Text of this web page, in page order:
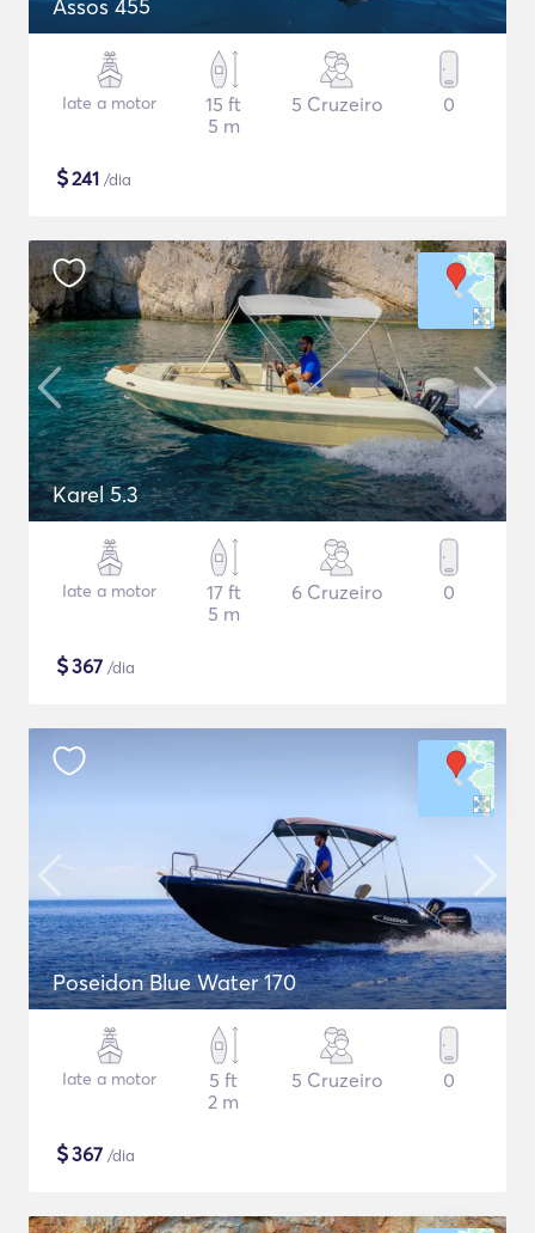
Assos 455
Iate a motor
15 ft
5 m
5 Cruzeiro 0
$241 /dia
Karel 5.3
Iate a motor
17 ft
5 m
6 Cruzeiro 0
$367 /dia
Poseidon Blue Water 170
Iate a motor
5 ft
2 m
5 Cruzeiro 0
$367 /dia